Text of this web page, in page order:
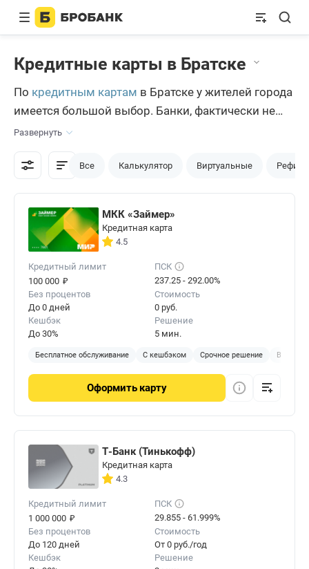
Кредитные карты в Братске
По кредитным картам в Братске у жителей города
имеется большой выбор. Банки, фактически не
присутствующие в регионе, выдают свои
продукты соискателям дистанционно — по почте
или посредством доставки. Несколько таких карт
свободного и быстрого оформления.
Развернуть
Все Калькулятор Виртуальные
МКК «Займер»
Кредитная карта
4.5
Кредитный лимит
100 000 ₽
ПСК
237.25 - 292.00%
Без процентов
До 0 дней
Стоимость
0 руб.
Кешбэк
До 30%
Решение
5 мин.
Бесплатное обслуживание С кешбэком Срочное решение
Оформить карту
Т-Банк (Тинькофф)
Кредитная карта
4.3
Кредитный лимит
1 000 000 ₽
ПСК
29.855 - 61.999%
Без процентов
До 120 дней
Стоимость
От 0 руб./год
Кешбэк
Решение